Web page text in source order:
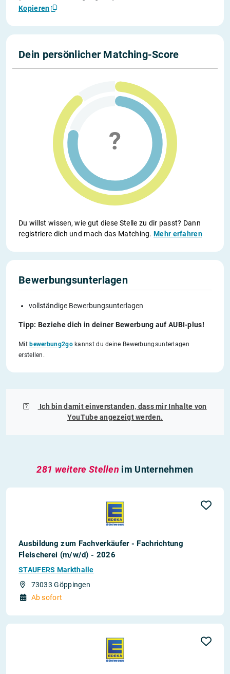
Kopieren
Dein persönlicher Matching-Score
Du willst wissen, wie gut diese Stelle zu dir passt? Dann
registriere dich und mach das Matching.Mehr erfahren
Bewerbungsunterlagen
vollständige Bewerbungsunterlagen
Tipp: Beziehe dich in deiner Bewerbung auf AUBI-plus!
Mit bewerbung2gokannst du deine Bewerbungsunterlagen
erstellen.
Ich bin damit einverstanden, dass mir Inhalte von
YouTubeangezeigt werden.
281 weitere Stellen im Unternehmen
Ausbildung zum Fachverkäufer - Fachrichtung
Fleischerei (m/w/d) - 2026
STAUFERS Markthalle
73033 Göppingen
Ab sofort